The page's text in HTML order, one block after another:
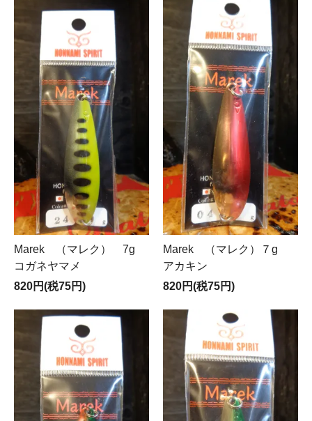
Marek （マレク） 7g
コガネヤマメ
820円(税75円)
Marek （マレク）７g
アカキン
820円(税75円)